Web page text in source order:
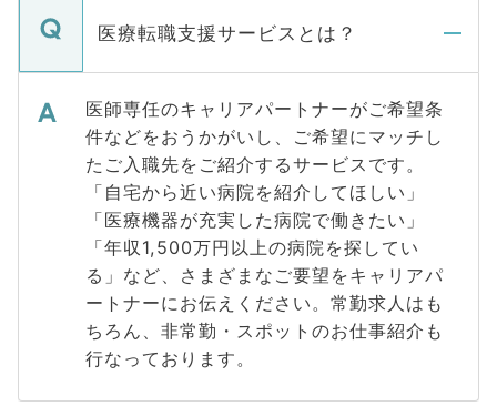
医療転職支援サービスとは？
医師専任のキャリアパートナーがご希望条
件などをおうかがいし、ご希望にマッチし
たご入職先をご紹介するサービスです。
「自宅から近い病院を紹介してほしい」
「医療機器が充実した病院で働きたい」
「年収1,500万円以上の病院を探してい
る」など、さまざまなご要望をキャリアパ
ートナーにお伝えください。常勤求人はも
ちろん、非常勤・スポットのお仕事紹介も
行なっております。